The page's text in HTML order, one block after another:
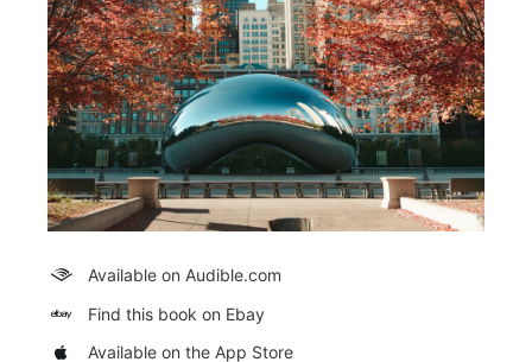
Available on Audible.com
Find this book on Ebay
Available on the App Store